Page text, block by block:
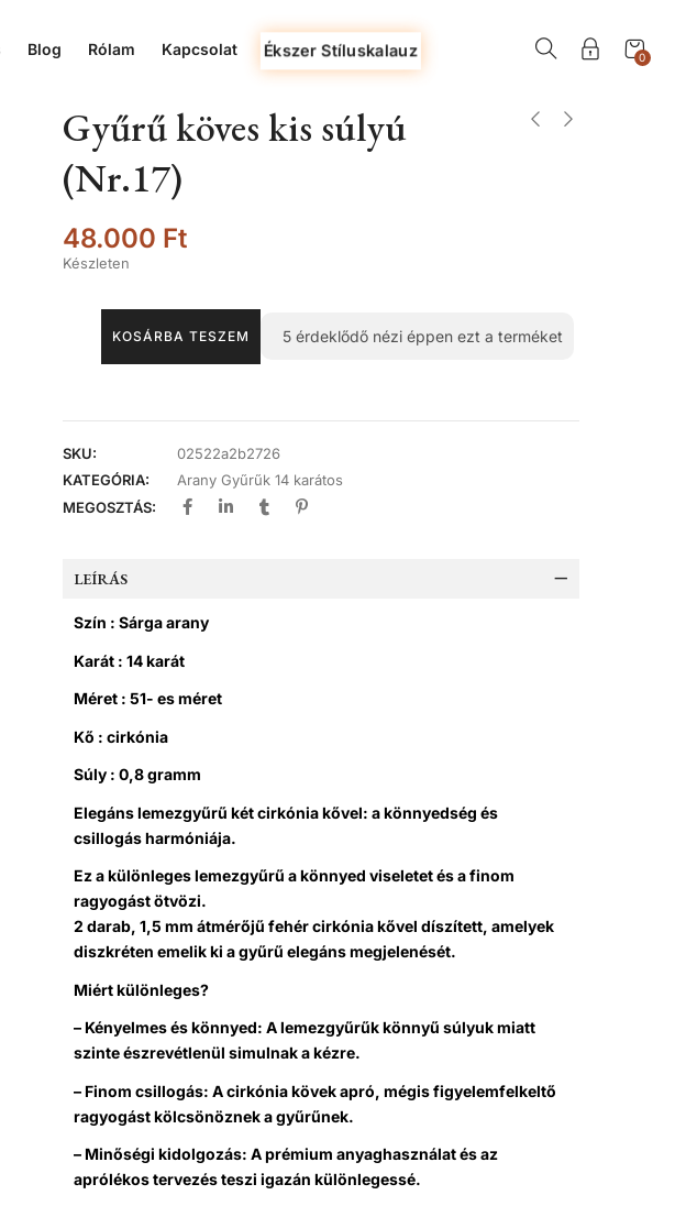
Blog Rólam Kapcsolat Ékszer Stíluskalauz 0
Gyűrű köves kis súlyú
(Nr.17)
48.000 Ft
Készleten
KOSÁRBA TESZEM 5 érdeklődő nézi éppen ezt a terméket
SKU:
02522a2b2726
KATEGÓRIA:
Arany Gyűrűk 14 karátos
MEGOSZTÁS:
LEÍRÁS
Szín : Sárga arany
Karát : 14 karát
Méret : 51- es méret
Kő : cirkónia
Súly : 0,8 gramm
Elegáns lemezgyűrű két cirkónia kővel: a könnyedség és
csillogás harmóniája.
Ez a különleges lemezgyűrű a könnyed viseletet és a finom
ragyogást ötvözi.
2 darab, 1,5 mm átmérőjű fehér cirkónia kővel díszített, amelyek
diszkréten emelik ki a gyűrű elegáns megjelenését.
Miért különleges?
– Kényelmes és könnyed: A lemezgyűrűk könnyű súlyuk miatt
szinte észrevétlenül simulnak a kézre.
– Finom csillogás: A cirkónia kövek apró, mégis figyelemfelkeltő
ragyogást kölcsönöznek a gyűrűnek.
– Minőségi kidolgozás: A prémium anyaghasználat és az
aprólékos tervezés teszi igazán különlegessé.